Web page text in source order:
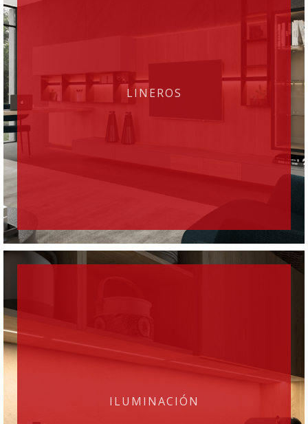
LINEROS
ILUMINACIÓN